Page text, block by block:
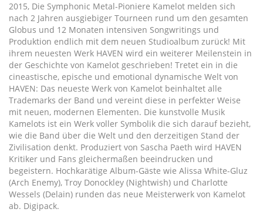
2015, Die Symphonic Metal-Pioniere Kamelot melden sich
nach 2 Jahren ausgiebiger Tourneen rund um den gesamten
Globus und 12 Monaten intensiven Songwritings und
Produktion endlich mit dem neuen Studioalbum zurück! Mit
ihrem neuesten Werk HAVEN wird ein weiterer Meilenstein in
der Geschichte von Kamelot geschrieben! Tretet ein in die
cineastische, epische und emotional dynamische Welt von
HAVEN: Das neueste Werk von Kamelot beinhaltet alle
Trademarks der Band und vereint diese in perfekter Weise
mit neuen, modernen Elementen. Die kunstvolle Musik
Kamelots ist ein Werk voller Symbolik die sich darauf bezieht,
wie die Band über die Welt und den derzeitigen Stand der
Zivilisation denkt. Produziert von Sascha Paeth wird HAVEN
Kritiker und Fans gleichermaßen beeindrucken und
begeistern. Hochkarätige Album-Gäste wie Alissa White-Gluz
(Arch Enemy), Troy Donockley (Nightwish) und Charlotte
Wessels (Delain) runden das neue Meisterwerk von Kamelot
ab. Digipack.